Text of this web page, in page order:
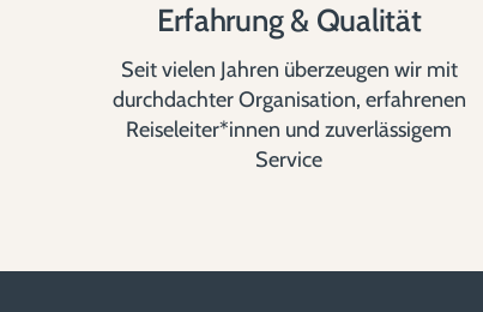
Erfahrung & Qualität
Seit vielen Jahren überzeugen wir mit
durchdachter Organisation, erfahrenen
Reiseleiter*innen und zuverlässigem
Service